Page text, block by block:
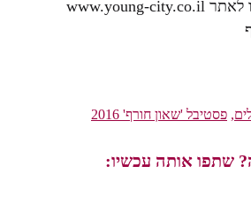
כנסו לאתר www.young-city.co.il
, פסטיבל 'שאון חורף' 2016
שתפו אותה עכשיו: